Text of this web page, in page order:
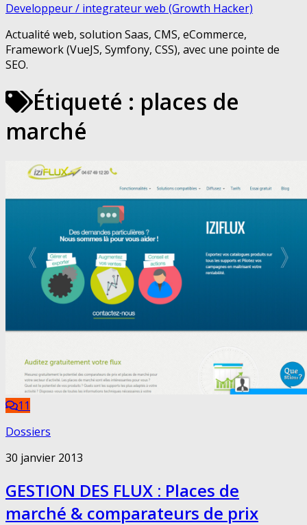
Developpeur / integrateur web (Growth Hacker)
Actualité web, solution Saas, CMS, eCommerce,
Framework (VueJS, Symfony, CSS), avec une pointe de
SEO.
Étiqueté : places de
marché
11
Dossiers
30 janvier 2013
GESTION DES FLUX : Places de
marché & comparateurs de prix